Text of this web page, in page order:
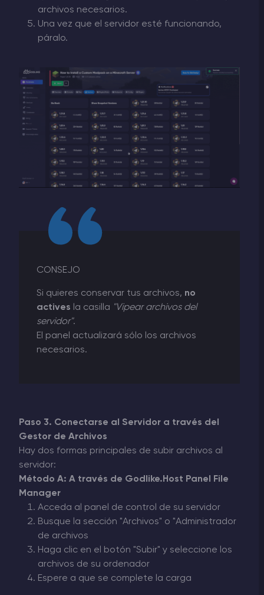
archivos necesarios.
Una vez que el servidor esté funcionando,
páralo.
CONSEJO
Si quieres conservar tus archivos, no
actives la casilla "Vipear archivos del
servidor".
El panel actualizará sólo los archivos
necesarios.
Paso 3. Conectarse al Servidor a través del
Gestor de Archivos
Hay dos formas principales de subir archivos al
servidor:
Método A: A través de Godlike.Host Panel File
Manager
Acceda al panel de control de su servidor
Busque la sección "Archivos" o "Administrador
de archivos
Haga clic en el botón "Subir" y seleccione los
archivos de su ordenador
Espere a que se complete la carga